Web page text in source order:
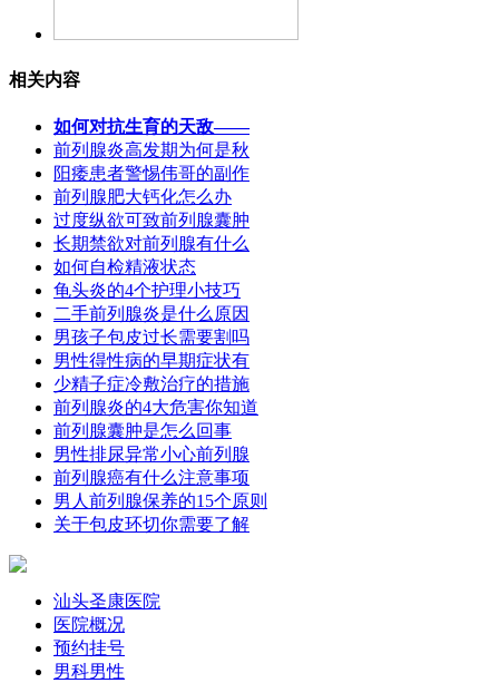
相关内容
如何对抗生育的天敌——
前列腺炎高发期为何是秋
阳痿患者警惕伟哥的副作
前列腺肥大钙化怎么办
过度纵欲可致前列腺囊肿
长期禁欲对前列腺有什么
如何自检精液状态
龟头炎的4个护理小技巧
二手前列腺炎是什么原因
男孩子包皮过长需要割吗
男性得性病的早期症状有
少精子症冷敷治疗的措施
前列腺炎的4大危害你知道
前列腺囊肿是怎么回事
男性排尿异常小心前列腺
前列腺癌有什么注意事项
男人前列腺保养的15个原则
关于包皮环切你需要了解
汕头圣康医院
医院概况
预约挂号
男科男性